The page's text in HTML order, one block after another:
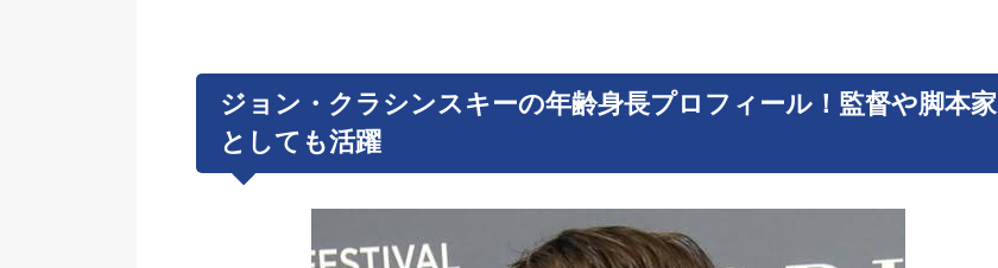
ジョン・クラシンスキーの年齢身長プロフィール！監督や脚本家
としても活躍